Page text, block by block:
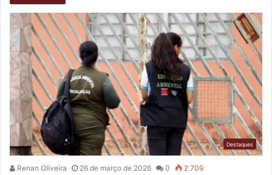
Destaques
Renan Oliveira 26 de março de 2026 0 2.709